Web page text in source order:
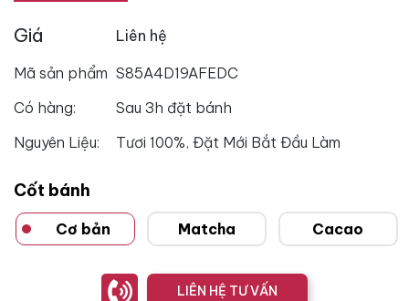
Giá Liên hệ
Mã sản phẩm S85A4D19AFEDC
Có hàng:
Sau 3h đặt bánh
Nguyên Liệu:
Tươi 100%, Đặt Mới Bắt Đầu Làm
Cốt bánh
Cơ bản Matcha Cacao
LIÊN HỆ TƯ VẤN